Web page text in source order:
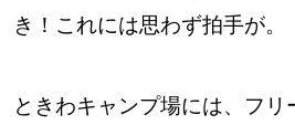
き！これには思わず拍手が。
ときわキャンプ場には、フ